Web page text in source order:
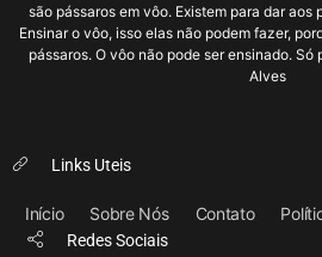
são pássaros em vôo. Existem para dar aos
Ensinar o vôo, isso elas não podem fazer,
pássaros. O vôo não pode ser ensinado. Só
Alves
Links Uteis
Início Sobre Nós Contato
Redes Sociais